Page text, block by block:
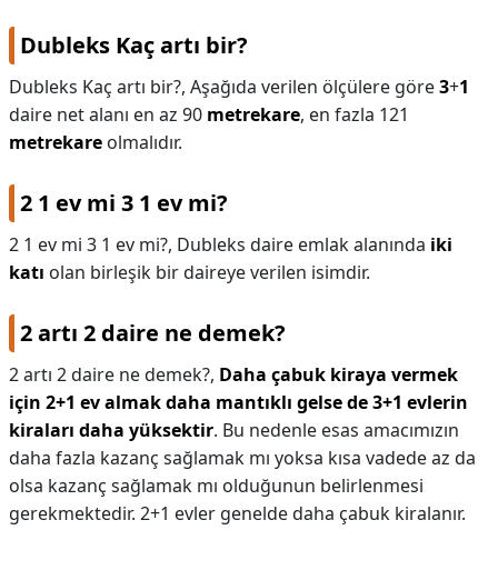
Dubleks Kaç artı bir?
Dubleks Kaç artı bir?, Aşağıda verilen ölçülere göre3+1
daire net alanı en az 90 metrekare, en fazla 121
metrekare olmalıdır.
2 1 ev mi 3 1 ev mi?
2 1 ev mi 3 1 ev mi?, Dubleks daire emlak alanında iki
katı olan birleşik bir daireye verilen isimdir.
2 artı 2 daire ne demek?
2 artı 2 daire ne demek?, Daha çabuk kiraya vermek
için 2+1 ev almak daha mantıklı gelse de 3+1 evlerin
kiraları daha yüksektir. Bu nedenle esas amacımızın
daha fazla kazanç sağlamak mı yoksa kısa vadede az da
olsa kazanç sağlamak mı olduğunun belirlenmesi
gerekmektedir. 2+1 evler genelde daha çabuk kiralanır.